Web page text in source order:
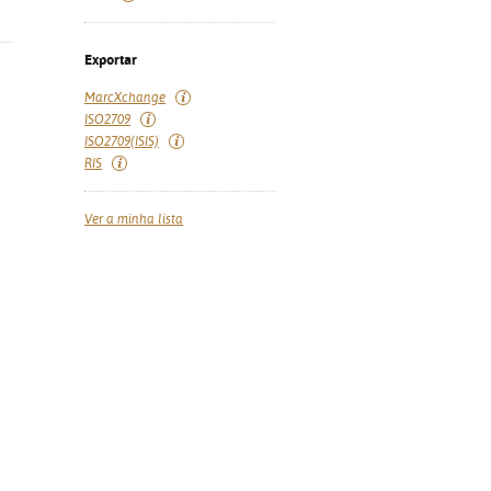
Exportar
MarcXchange
ISO2709
ISO2709(ISIS)
RIS
Ver a minha lista